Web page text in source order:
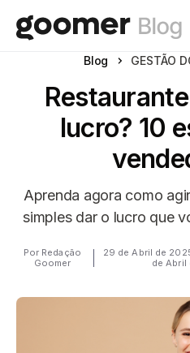
Blog GESTÃO
lucro? 10
Aprenda agora como
simples dar o lucro que
Por Redação
Goomer
29 de Abril de
de Abril